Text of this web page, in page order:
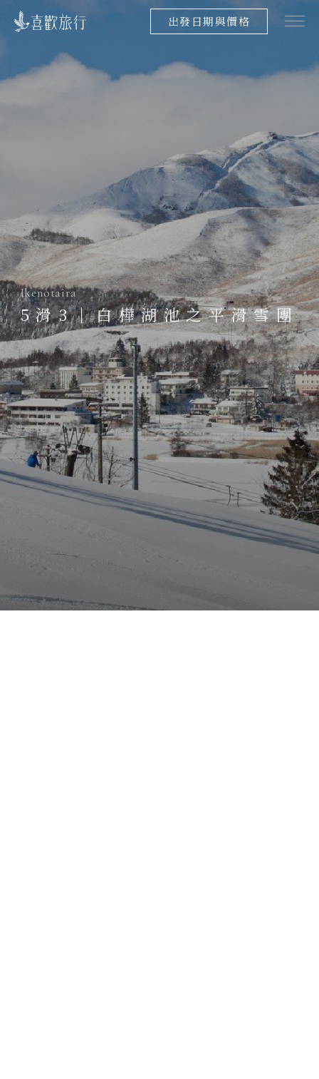
出發日期與價格
Ikenotaira
5滑3｜白樺湖池之平滑雪團